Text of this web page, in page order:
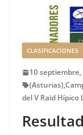
CLASIFICACIONES
10 septiembre,
(Asturias),
del V Raid Hípico